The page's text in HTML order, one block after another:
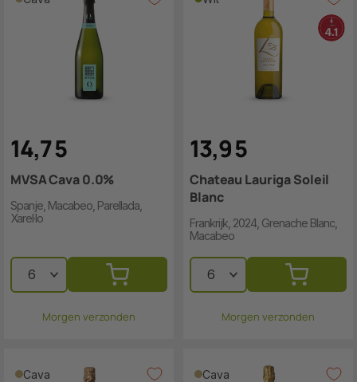
14,75
MVSA Cava 0.0%
Spanje, Macabeo, Parellada,
Xarel·lo
Morgen verzonden
13,95
Chateau Lauriga Soleil
Blanc
Frankrijk, 2024, Grenache Blanc,
Macabeo
Morgen verzonden
Cava Cava